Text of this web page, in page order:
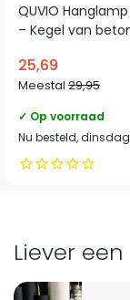
QUVIO
– Kegel van
Grijs
25,69
Meestal 29,95
✓ Op voorraad
Nu besteld,
Liever